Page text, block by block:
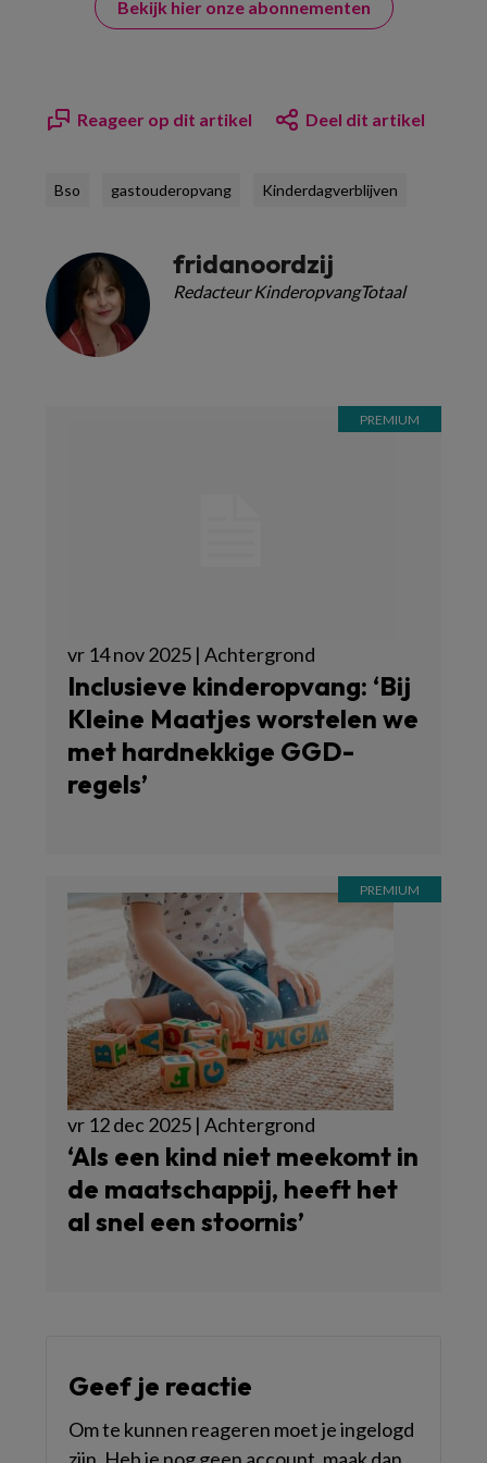
Bekijk hier onze abonnementen
Reageer op dit artikel Deel dit artikel
Bso gastouderopvang Kinderdagverblijven
fridanoordzij
Redacteur KinderopvangTotaal
vr 14 nov 2025 | Achtergrond
Inclusieve kinderopvang: ‘Bij
Kleine Maatjes worstelen we
met hardnekkige GGD-
regels’
vr 12 dec 2025 | Achtergrond
‘Als een kind niet meekomt in
de maatschappij, heeft het
al snel een stoornis’
Geef je reactie
Om te kunnen reageren moet je ingelogd